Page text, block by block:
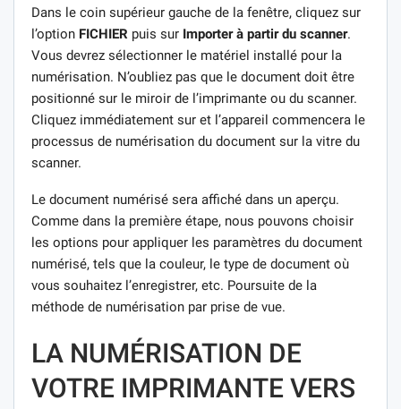
Dans le coin supérieur gauche de la fenêtre, cliquez sur
l’option FICHIER puis sur Importer à partir du scanner.
Vous devrez sélectionner le matériel installé pour la
numérisation. N’oubliez pas que le document doit être
positionné sur le miroir de l’imprimante ou du scanner.
Cliquez immédiatement sur et l’appareil commencera le
processus de numérisation du document sur la vitre du
scanner.
Le document numérisé sera affiché dans un aperçu.
Comme dans la première étape, nous pouvons choisir
les options pour appliquer les paramètres du document
numérisé, tels que la couleur, le type de document où
vous souhaitez l’enregistrer, etc. Poursuite de la
méthode de numérisation par prise de vue.
LA NUMÉRISATION DE
VOTRE IMPRIMANTE VERS